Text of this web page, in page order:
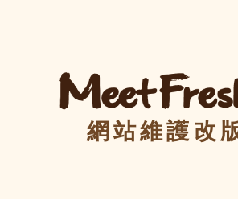
網站維護改